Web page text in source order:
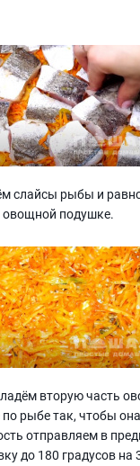
слайсы рыбы и
овощной подушке.
вторую часть
по рыбе так, чтобы
отправляем в
до 180 градусов на